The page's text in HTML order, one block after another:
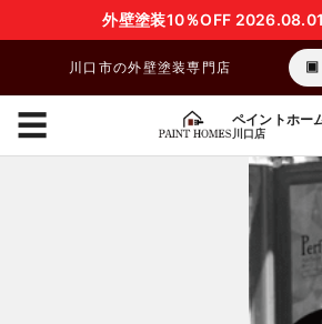
外壁塗装10％OFF
川口市の外壁塗装専門店
ペイントホー
川口店
☰